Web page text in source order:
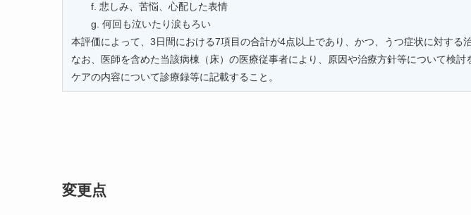
f. 悲しみ、苦悩、心配した表情
g. 何回も泣いたり涙もろい
本評価によって、3日間における7項目の合計が4点以上であり、かつ、うつ症状に対する
なお、医師を含めた当該病棟（床）の医療従事者により、原因や治療方針等について検討
ケアの内容について診療録等に記載すること。
変更点